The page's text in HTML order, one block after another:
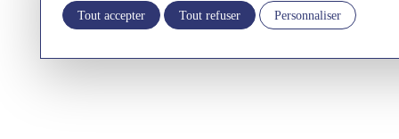
Tout accepter Tout refuser Personnaliser